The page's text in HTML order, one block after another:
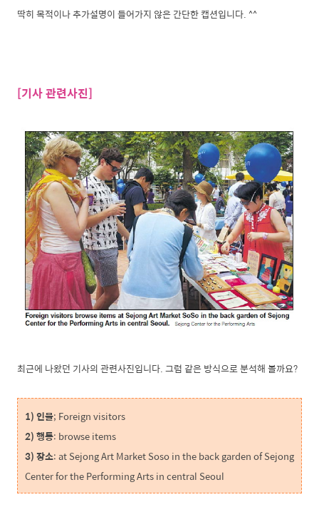
딱히 목적이나 추가설명이 들어가지 않은 간단한 캡션입니다. ^^
[기사 관련사진]
최근에 나왔던 기사의 관련사진입니다. 그럼 같은 방식으로 분석해 볼까요?
1) 인물; Foreign visitors
2) 행동: browse items
3) 장소: at Sejong Art Market Soso in the back garden of Sejong
Center for the Performing Arts in central Seoul